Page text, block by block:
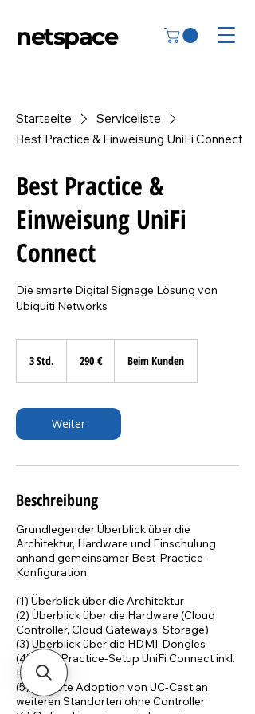
netspace
Startseite
Serviceliste
Best Practice & Einweisung UniFi Connect
Best Practice &
Einweisung UniFi
Connect
Die smarte Digital Signage Lösung von
Ubiquiti Networks
3 Std.
d
.
290 € Beim Kunden
Weiter
Beschreibung
Grundlegender Überblick über die
Architektur, Hardware und Einschulung
anhand gemeinsamer Best-Practice-
Konfiguration
(1) Überblick über die Architektur
(2) Überblick über die Hardware (Cloud
Controller, Cloud Gateways, Storage)
(3) Überblick über die HDMI-Dongles
(4) Best-Practice-Setup UniFi Connect inkl.
Playlists
(5) Remote Adoption von UC-Cast an
weiteren Standorten ohne Controller